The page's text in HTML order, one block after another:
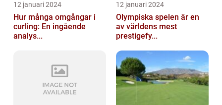
12 januari 2024
Hur många omgångar i
curling: En ingående
analys...
12 januari 2024
Olympiska spelen är en
av världens mest
prestigefy...